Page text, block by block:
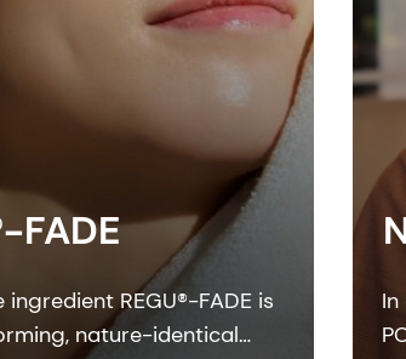
FADE
ingredient REGU®-FADE is
nature-identical